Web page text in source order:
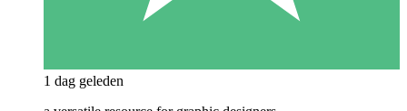
1 dag geleden